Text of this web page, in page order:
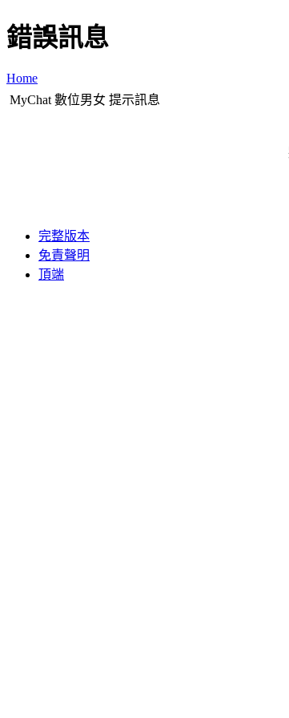
錯誤訊息
Home
MyChat 數位男女 提示訊息
完整版本
免責聲明
頂端